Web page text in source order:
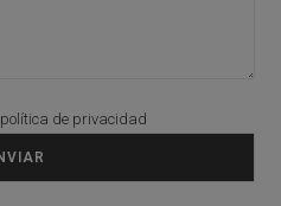
política de privacidad